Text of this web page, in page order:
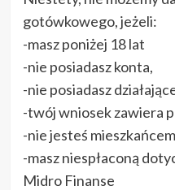
gotówkowego, jeżeli:
-masz poniżej 18 lat
-nie posiadasz konta,
-nie posiadasz
-twój wniosek zawiera
-nie jesteś
-masz niespłaconą
Midro Finanse